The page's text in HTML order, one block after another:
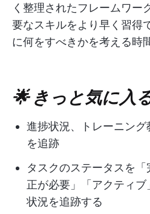
く整理されたフレームワー
要なスキルをより早く習得
に何をすべきかを考える時
🌟 きっと気に入
進捗状況、トレーニン
を追跡
タスクのステータスを
正が必要」「アクティ
状況を追跡する